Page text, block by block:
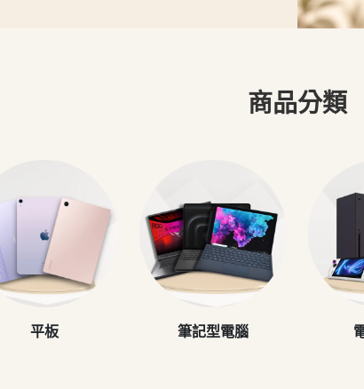
商品分類
平板 筆記型電腦